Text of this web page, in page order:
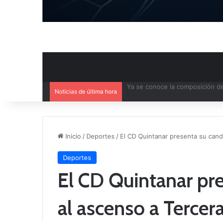
Noticias de última hora Agenda deportiva del fin de
Inicio / Deportes / El CD Quintanar presenta su
Deportes
El CD Quintanar
al ascenso a